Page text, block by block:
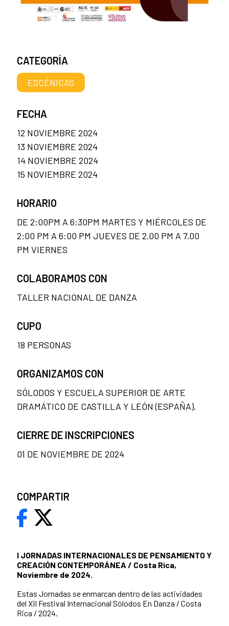
I JORNADAS INTERNACIONALES DE PENSAMIENTO Y
CREACIÓN CONTEMPORÁNEA / Costa Rica,
Noviembre de 2024.
Estas Jornadas se enmarcan dentro de las actividades
del XII Festival Internacional Sólodos En Danza / Costa
Rica / 2024.
CATEGORÍA
ESCÉNICAS
FECHA
12 NOVIEMBRE 2024
13 NOVIEMBRE 2024
14 NOVIEMBRE 2024
15 NOVIEMBRE 2024
HORARIO
DE 2:00PM A 6:30PM MARTES Y MIÉRCOLES DE
2:00 PM A 6:00 PM JUEVES DE 2.00 PM A 7.00
PM VIERNES
COLABORAMOS CON
TALLER NACIONAL DE DANZA
CUPO
18 PERSONAS
ORGANIZAMOS CON
SÓLODOS Y ESCUELA SUPERIOR DE ARTE
DRAMÁTICO DE CASTILLA Y LEÓN (ESPAÑA).
CIERRE DE INSCRIPCIONES
01 DE NOVIEMBRE DE 2024
COMPARTIR